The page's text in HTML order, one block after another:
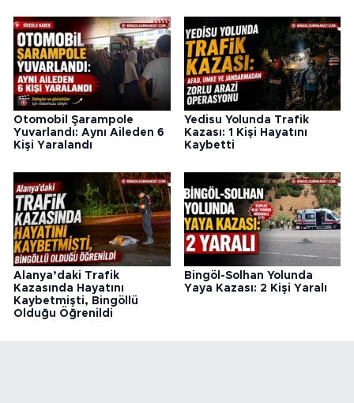
Otomobil Şarampole
Yuvarlandı: Aynı Aileden 6
Kişi Yaralandı
Yedisu Yolunda Trafik
Kazası: 1 Kişi Hayatını
Kaybetti
Alanya’daki Trafik
Kazasında Hayatını
Kaybetmişti, Bingöllü
Olduğu Öğrenildi
Bingöl-Solhan Yolunda
Yaya Kazası: 2 Kişi Yaralı